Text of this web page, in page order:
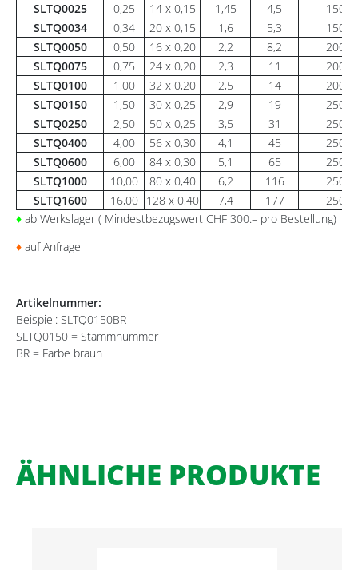
SLTQ0025
0,25 14 x 0,15 1,45 4,5
1500
SLTQ0034
0,34 20 x 0,15 1,6 5,3
1500
SLTQ0050
0,50 16 x 0,20 2,2 8,2
2000
SLTQ0075
0,75 24 x 0,20 2,3 11
2000
SLTQ0100
1,00 32 x 0,20 2,5 14
2000
SLTQ0150
1,50 30 x 0,25 2,9 19
2500
SLTQ0250
2,50 50 x 0,25 3,5 31
2500
SLTQ0400
4,00 56 x 0,30 4,1 45
2500
SLTQ0600
6,00 84 x 0,30 5,1 65
2500
SLTQ1000
10,00 80 x 0,40 6,2 116
2500
SLTQ1600
16,00 128 x 0,40 7,4 177
2500
♦ ab Werkslager ( Mindestbezugswert CHF 300.– pro Bestellung)
♦ auf Anfrage
Artikelnummer:
Beispiel: SLTQ0150BR
SLTQ0150 = Stammnummer
BR = Farbe braun
ÄHNLICHE PRODUKTE